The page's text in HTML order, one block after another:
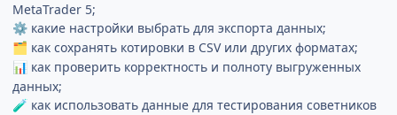
MetaTrader 5;
⚙️ какие настройки выбрать для экспорта данных;
🗂️ как сохранять котировки в CSV или других форматах;
📊 как проверить корректность и полноту выгруженных
данных;
🧪 как использовать данные для тестирования советников